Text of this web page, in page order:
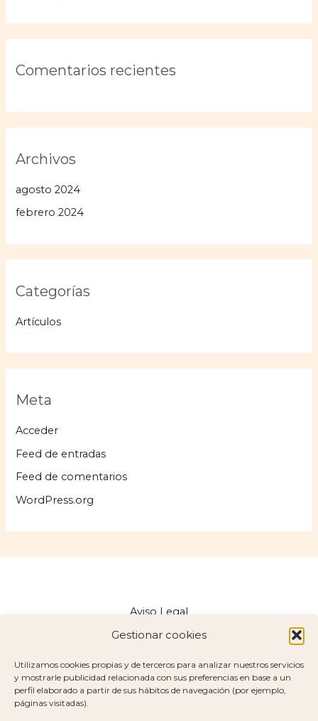
Gestionar cookies
Utilizamos cookies propias y de terceros para analizar nuestros servicios
y mostrarle publicidad relacionada con sus preferencias en base a un
perfil elaborado a partir de sus hábitos de navegación (por ejemplo,
páginas visitadas).
Comentarios recientes
Archivos
agosto 2024
febrero 2024
Categorías
Artículos
Meta
Acceder
Feed de entradas
Feed de comentarios
WordPress.org
Aviso Legal
Política de Privacidad
Mapa del Sitio
Declaración de Accesibilidad